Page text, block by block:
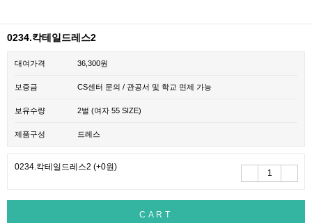
0234.칵테일드레스2
대여가격 36,300원
보증금 CS센터 문의 / 관공서 및 학교 면제 가능
보유수량 2벌 (여자 55 SIZE)
제품구성 드레스
0234.칵테일드레스2 (+0원)